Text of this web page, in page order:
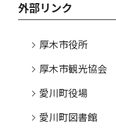
外部リンク
厚木市役所
厚木市観光協会
愛川町役場
愛川町図書館